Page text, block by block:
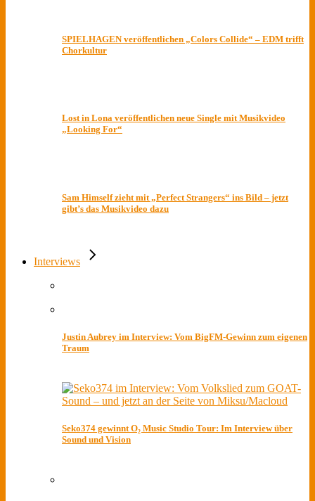
SPIELHAGEN veröffentlichen „Colors Collide“ – EDM trifft
Chorkultur
Lost in Lona veröffentlichen neue Single mit Musikvideo
„Looking For“
Sam Himself zieht mit „Perfect Strangers“ ins Bild – jetzt
gibt’s das Musikvideo dazu
Interviews
Justin Aubrey im Interview: Vom BigFM-Gewinn zum eigenen
Traum
Seko374 gewinnt O₂ Music Studio Tour: Im Interview über
Sound und Vision